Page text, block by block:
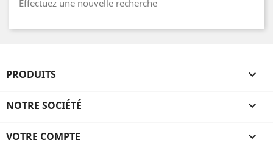
Effectuez une nouvelle recherche
PRODUITS 
NOTRE SOCIÉTÉ 
VOTRE COMPTE 